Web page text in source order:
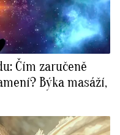
Čím zaručeně
Býka masáží,